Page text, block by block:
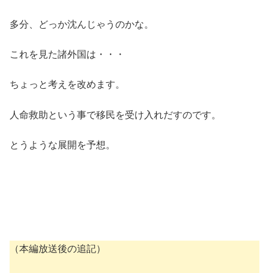
多分、どっか沈んじゃうのかな。
これを見た諸外国は・・・
ちょっと考えを改めます。
人命救助という事で移民を受け入れだすのです。
とうような展開を予想。
（本編放送後の追記）